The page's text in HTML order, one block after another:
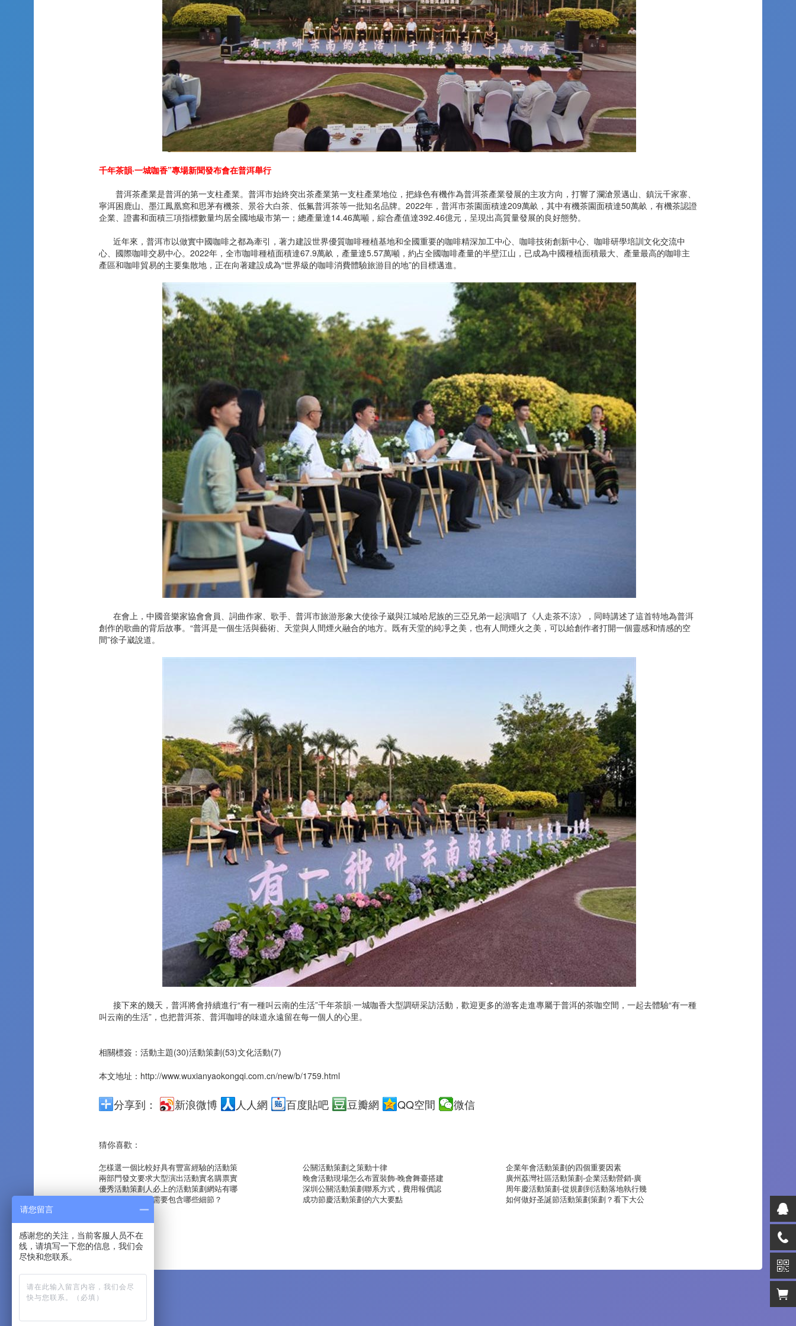
千年茶韻·一城咖香”專場新聞發布會在普洱舉行
普洱茶產業是普洱的第一支柱產業。普洱市始終突出茶產業第一支柱產業地位，把綠色有機作為普洱茶產業發展的主攻方向，打響了瀾滄景邁山、鎮沅千家寨、
寧洱困鹿山、墨江鳳凰窩和思茅有機茶、景谷大白茶、低氟普洱茶等一批知名品牌。2022年，普洱市茶園面積達209萬畝，其中有機茶園面積達50萬畝，有機茶認證
企業、證書和面積三項指標數量均居全國地級市第一；總產量達14.46萬噸，綜合產值達392.46億元，呈現出高質量發展的良好態勢。
近年來，普洱市以做實中國咖啡之都為牽引，著力建設世界優質咖啡種植基地和全國重要的咖啡精深加工中心、咖啡技術創新中心、咖啡研學培訓文化交流中
心、國際咖啡交易中心。2022年，全市咖啡種植面積達67.9萬畝，產量達5.57萬噸，約占全國咖啡產量的半壁江山，已成為中國種植面積最大、產量最高的咖啡主
產區和咖啡貿易的主要集散地，正在向著建設成為“世界級的咖啡消費體驗旅游目的地”的目標邁進。
在會上，中國音樂家協會會員、詞曲作家、歌手、普洱市旅游形象大使徐子崴與江城哈尼族的三亞兄弟一起演唱了《人走茶不涼》，同時講述了這首特地為普洱
創作的歌曲的背后故事。“普洱是一個生活與藝術、天堂與人間煙火融合的地方。既有天堂的純凈之美，也有人間煙火之美，可以給創作者打開一個靈感和情感的空
間”徐子崴說道。
接下來的幾天，普洱將會持續進行“有一種叫云南的生活”千年茶韻·一城咖香大型調研采訪活動，歡迎更多的游客走進專屬于普洱的茶咖空間，一起去體驗“有一種
叫云南的生活”，也把普洱茶、普洱咖啡的味道永遠留在每一個人的心里。
相關標簽： 活動主題(30)活動策劃(53)文化活動(7)
本文地址： http://www.wuxianyaokongqi.com.cn/new/b/1759.html
分享到： 新浪微博 人人網 百度貼吧 豆瓣網 QQ空間 微信
猜你喜歡：
怎樣選一個比較好具有豐富經驗的活動策 公關活動策劃之策動十律
企業年會活動策劃的四個重要因素
兩部門發文要求大型演出活動實名購票實
晚會活動現場怎么布置裝飾-晚會舞臺搭建
廣州荔灣社區活動策劃-企業活動營銷-廣
優秀活動策劃人必上的活動策劃網站有哪
深圳公關活動策劃聯系方式，費用報價認
周年慶活動策劃-從規劃到活動落地執行幾
開幕式活動策劃需要包含哪些細節？
成功節慶活動策劃的六大要點 如何做好圣誕節活動策劃策劃？看下大公
请您留言
感谢您的关注，当前客服人员不在
线，请填写一下您的信息，我们会
尽快和您联系。